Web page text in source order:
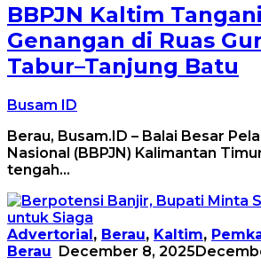
BBPJN Kaltim
Genangan di Ruas
Tabur–Tanjung Batu
Busam ID
Berau, Busam.ID – Balai Besar
Nasional (BBPJN) Kalimantan
tengah…
Advertorial, Berau, Kaltim,
Berau December 8, 2025